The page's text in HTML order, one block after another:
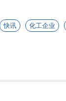
快讯 化工企业